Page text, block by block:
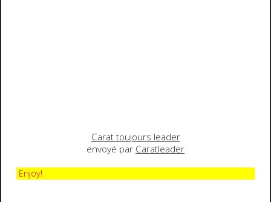
Carat toujours leader
envoyé par Caratleader
Enjoy!